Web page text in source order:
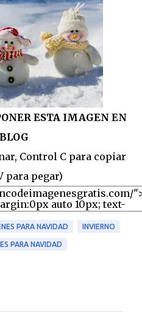
ESTA IMAGEN EN
Control C para copiar
para pegar)
PARA NAVIDAD INVIERNO
PARA NAVIDAD